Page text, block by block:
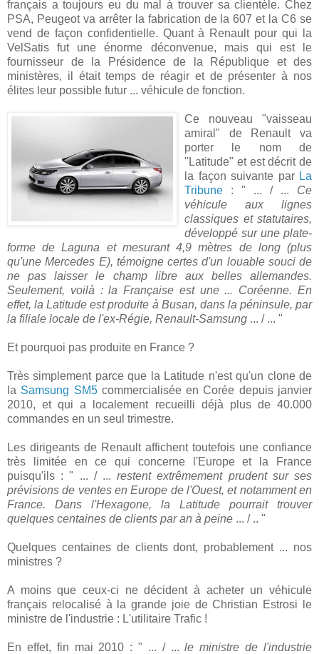
français a toujours eu du mal à trouver sa clientèle. Chez
PSA, Peugeot va arrêter la fabrication de la 607 et la C6 se
vend de façon confidentielle. Quant à Renault pour qui la
VelSatis fut une énorme déconvenue, mais qui est le
fournisseur de la Présidence de la République et des
ministères, il était temps de réagir et de présenter à nos
élites leur possible futur ... véhicule de fonction.
Ce nouveau "vaisseau
amiral" de Renault va
porter le nom de
"Latitude" et est décrit de
la façon suivante par La
Tribune : " ... / ... Ce
véhicule aux lignes
classiques et statutaires,
développé sur une plate-
forme de Laguna et mesurant 4,9 mètres de long (plus
qu'une Mercedes E), témoigne certes d'un louable souci de
ne pas laisser le champ libre aux belles allemandes.
Seulement, voilà : la Française est une ... Coréenne. En
effet, la Latitude est produite à Busan, dans la péninsule, par
la filiale locale de l'ex-Régie, Renault-Samsung ... / ... "
Et pourquoi pas produite en France ?
Très simplement parce que la Latitude n'est qu'un clone de
la Samsung SM5commercialisée en Corée depuis janvier
2010, et qui a localement recueilli déjà plus de 40.000
commandes en un seul trimestre.
Les dirigeants de Renault affichent toutefois une confiance
très limitée en ce qui concerne l'Europe et la France
puisqu'ils : " ... / ...restent extrêmement prudent sur ses
prévisions de ventes en Europe de l'Ouest, et notamment en
France. Dans l'Hexagone, la Latitude pourrait trouver
quelques centaines de clients par an à peine ... / .. "
Quelques centaines de clients dont, probablement ... nos
ministres ?
A moins que ceux-ci ne décident à acheter un véhicule
français relocalisé à la grande joie de Christian Estrosi le
ministre de l'industrie : L'utilitaire Trafic !
En effet, fin mai 2010 : " ... / ...le ministre de l'industrie